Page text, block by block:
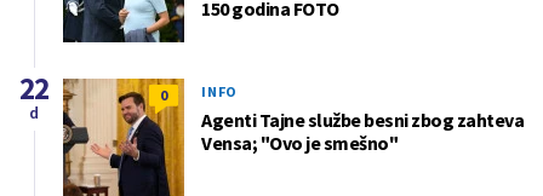
150 godina FOTO
0 INFO
Agenti Tajne službe besni zbog zahteva
Vensa; "Ovo je smešno"
22
d